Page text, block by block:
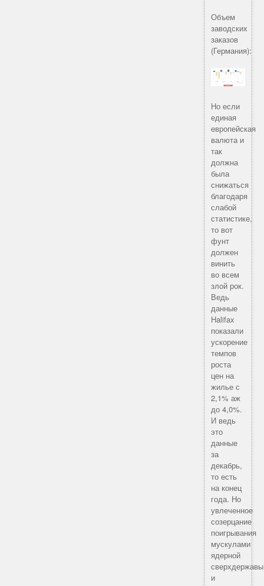
Объем
заводских
заказов
(Германия):
Но если
единая
европейская
валюта и
так
должна
была
снижаться
благодаря
слабой
статистике,
то вот
фунт
должен
винить
во всем
злой рок.
Ведь
данные
Halifax
показали
ускорение
темпов
роста
цен на
жилье с
2,1% аж
до 4,0%.
И ведь
это
данные
за
декабрь,
то есть
на конец
года. Но
увлеченное
созерцание
поигрывания
мускулами
ядерной
сверхдержавы
и